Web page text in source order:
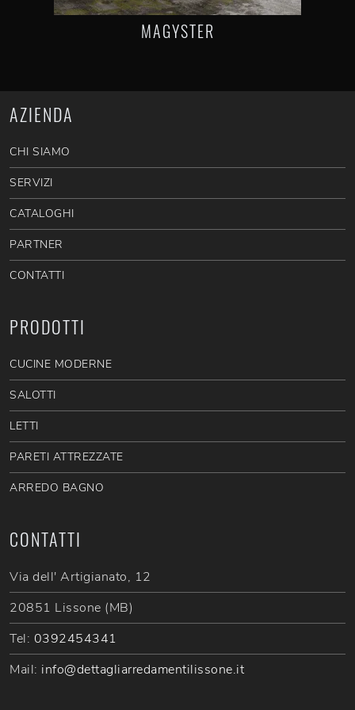
MAGYSTER
AZIENDA
CHI SIAMO
SERVIZI
CATALOGHI
PARTNER
CONTATTI
PRODOTTI
CUCINE MODERNE
SALOTTI
LETTI
PARETI ATTREZZATE
ARREDO BAGNO
CONTATTI
Via dell' Artigianato, 12
20851 Lissone (MB)
Tel: 0392454341
Mail: info@dettagliarredamentilissone.it